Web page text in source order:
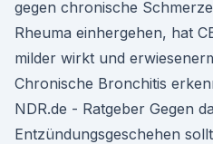
gegen chronische
Rheuma einhergehen, hat
milder wirkt und
Chronische Bronchitis
NDR.de - Ratgeber Gegen
Entzündungsgeschehen